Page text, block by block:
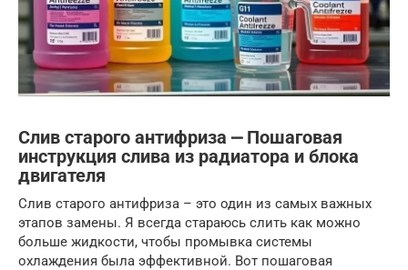
Слив старого антифриза ⎼ Пошаговая
инструкция слива из радиатора и блока
двигателя
Слив старого антифриза – это один из самых важных
этапов замены. Я всегда стараюсь слить как можно
больше жидкости, чтобы промывка системы
охлаждения была эффективной. Вот пошаговая